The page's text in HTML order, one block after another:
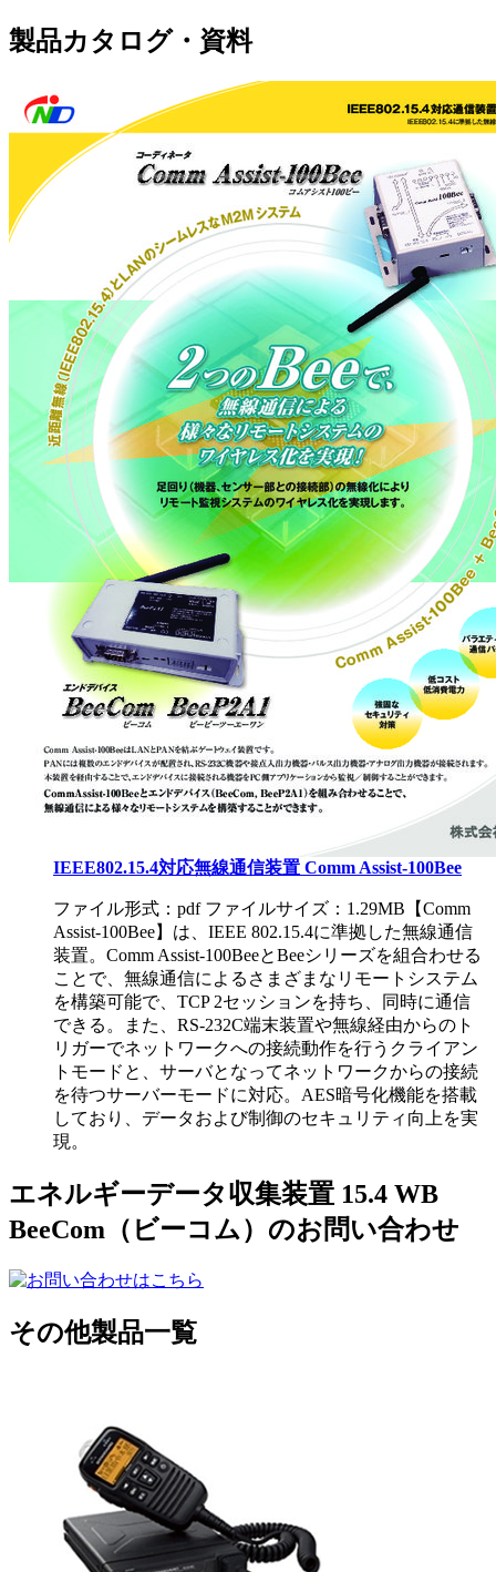
製品カタログ・資料
IEEE802.15.4対応無線通信装置 Comm Assist-100Bee
ファイル形式：pdf ファイルサイズ：1.29MB 【Comm
Assist-100Bee】は、IEEE 802.15.4に準拠した無線通信
装置。Comm Assist-100BeeとBeeシリーズを組合わせる
ことで、無線通信によるさまざまなリモートシステム
を構築可能で、TCP 2セッションを持ち、同時に通信
できる。また、RS-232C端末装置や無線経由からのト
リガーでネットワークへの接続動作を行うクライアン
トモードと、サーバとなってネットワークからの接続
を待つサーバーモードに対応。AES暗号化機能を搭載
しており、データおよび制御のセキュリティ向上を実
現。
エネルギーデータ収集装置 15.4 WB
BeeCom（ビーコム）のお問い合わせ
その他製品一覧